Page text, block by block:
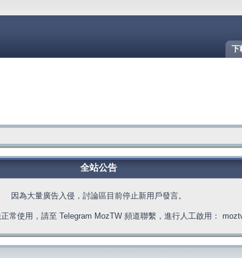
下
全站公告
因為大量廣告入侵，討論區目前停止新用戶發言。
常使用，請至 Telegram MozTW 頻道聯繫，進行人工啟用：